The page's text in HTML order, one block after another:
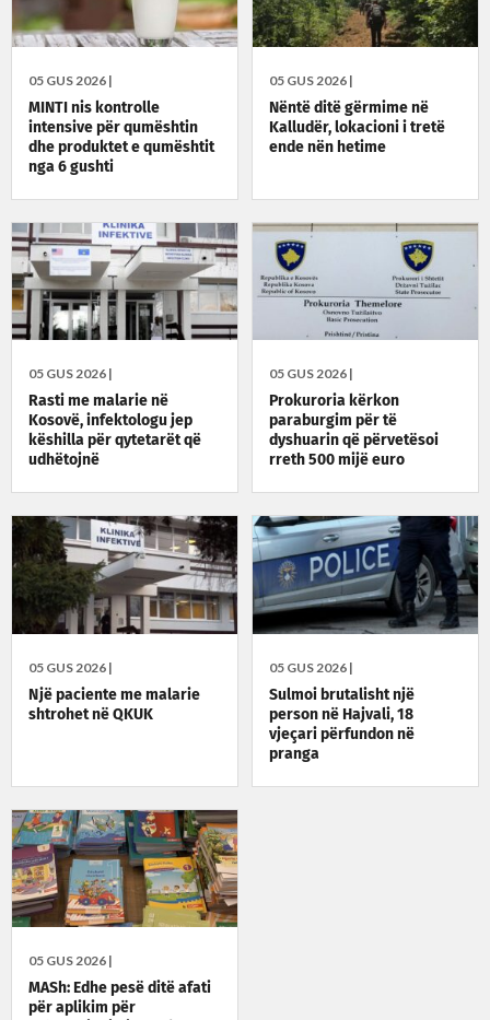
05 GUS 2026 |
MINTI nis kontrolle
intensive për qumështin
dhe produktet e qumështit
nga 6 gushti
05 GUS 2026 |
Nëntë ditë gërmime në
Kalludër, lokacioni i tretë
ende nën hetime
05 GUS 2026 |
Rasti me malarie në
Kosovë, infektologu jep
këshilla për qytetarët që
udhëtojnë
05 GUS 2026 |
Prokuroria kërkon
paraburgim për të
dyshuarin që përvetësoi
rreth 500 mijë euro
05 GUS 2026 |
Një paciente me malarie
shtrohet në QKUK
05 GUS 2026 |
Sulmoi brutalisht një
person në Hajvali, 18
vjeçari përfundon në
pranga
05 GUS 2026 |
MASh: Edhe pesë ditë afati
për aplikim për